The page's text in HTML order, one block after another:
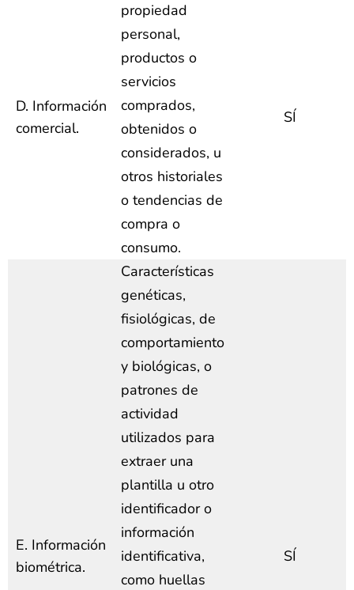
D. Información
comercial.
propiedad
personal,
productos o
servicios
comprados,
obtenidos o
considerados, u
otros historiales
o tendencias de
compra o
consumo.
SÍ
E. Información
biométrica.
Características
genéticas,
fisiológicas, de
comportamiento
y biológicas, o
patrones de
actividad
utilizados para
extraer una
plantilla u otro
identificador o
información
identificativa,
como huellas
SÍ